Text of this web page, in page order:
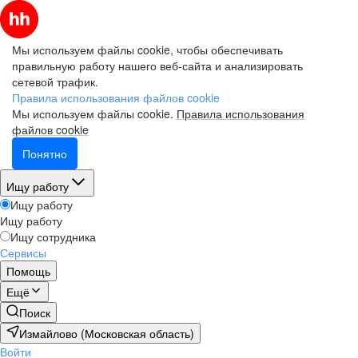
Мы используем файлы cookie, чтобы обеспечивать
правильную работу нашего веб-сайта и анализировать
сетевой трафик.
Правила использования файлов cookie
Мы используем файлы cookie. Правила использования
файлов cookie
Понятно
Ищу работу
Ищу работу
Ищу работу
Ищу сотрудника
Сервисы
Помощь
Ещё
Поиск
Измайлово (Московская область)
Войти